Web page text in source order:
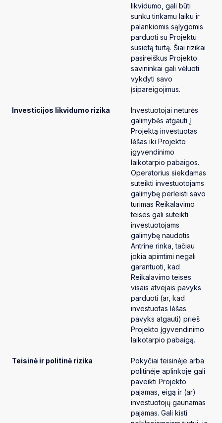
likvidumo, gali būti
sunku tinkamu laiku ir
palankiomis sąlygomis
parduoti su Projektu
susietą turtą. Šiai rizikai
pasireiškus Projekto
savininkai gali vėluoti
vykdyti savo
įsipareigojimus.
Investicijos likvidumo rizika
Investuotojai neturės
galimybės atgauti į
Projektą investuotas
lėšas iki Projekto
įgyvendinimo
laikotarpio pabaigos.
Operatorius siekdamas
suteikti investuotojams
galimybę perleisti savo
turimas Reikalavimo
teises gali suteikti
investuotojams
galimybę naudotis
Antrine rinka, tačiau
jokia apimtimi negali
garantuoti, kad
Reikalavimo teises
visais atvejais pavyks
parduoti (ar, kad
investuotas lėšas
pavyks atgauti) prieš
Projekto įgyvendinimo
laikotarpio pabaigą.
Teisinė ir politinė rizika
Pokyčiai teisinėje arba
politinėje aplinkoje gali
paveikti Projekto
pajamas, eigą ir (ar)
investuotojų gaunamas
pajamas. Gali kisti